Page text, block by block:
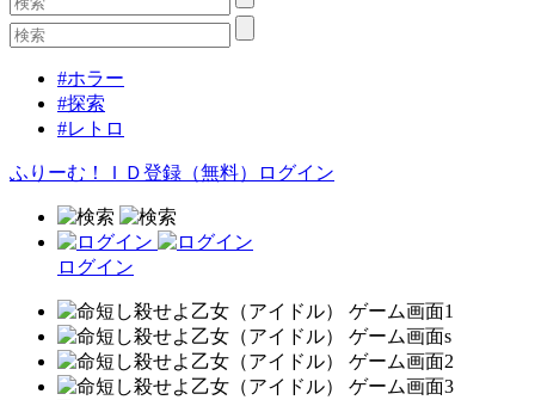
#ホラー
#探索
#レトロ
ふりーむ！ＩＤ登録（無料） ログイン
ログイン